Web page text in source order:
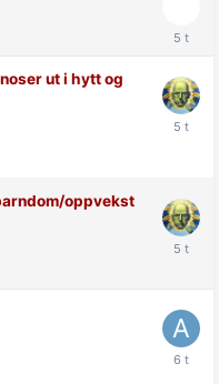
ut i hytt og
oppvekst